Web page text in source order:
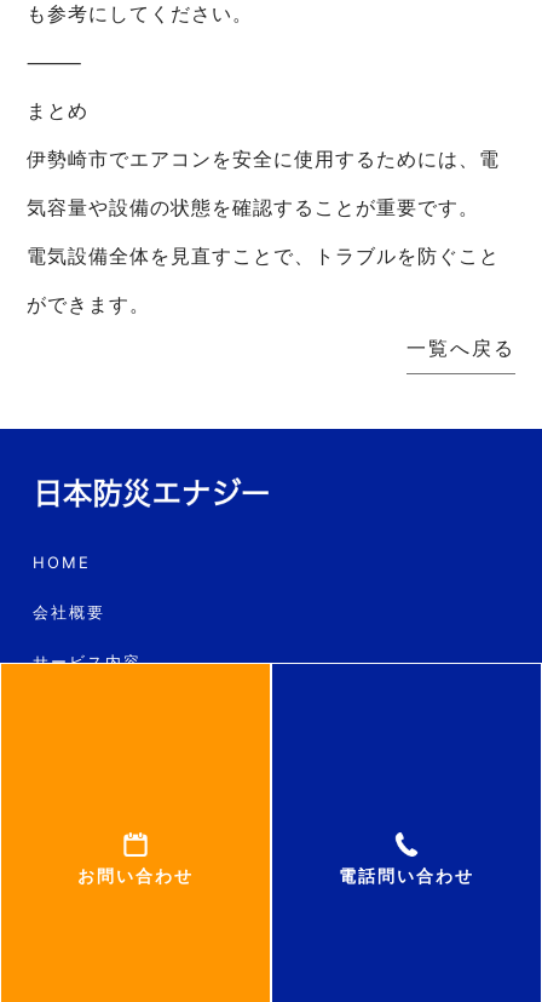
お問い合わせ 電話問い合わせ
も参考にしてください。
⸻
まとめ
伊勢崎市でエアコンを安全に使用するためには、電
気容量や設備の状態を確認することが重要です。
電気設備全体を見直すことで、トラブルを防ぐこと
ができます。
一覧へ戻る
HOME
会社概要
サービス内容